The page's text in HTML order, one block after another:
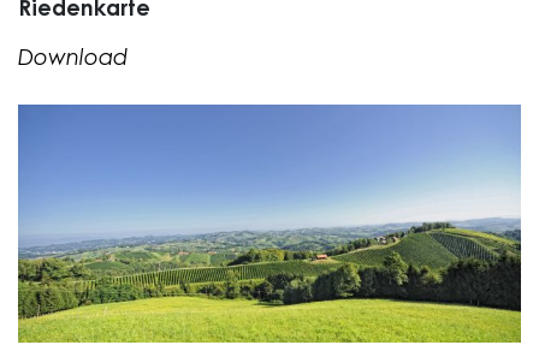
Riedenkarte
Download